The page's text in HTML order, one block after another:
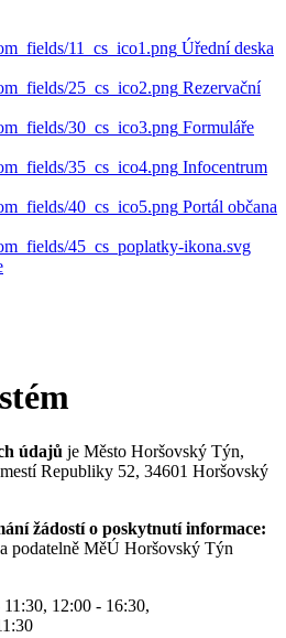
Úřední deska
Rezervační
Formuláře
Infocentrum
Portál občana
údajů je Město Horšovský Týn,
Republiky 52, 34601 Horšovský
žádostí o poskytnutí informace:
podatelně MěÚ Horšovský Týn
12:00 - 16:30,